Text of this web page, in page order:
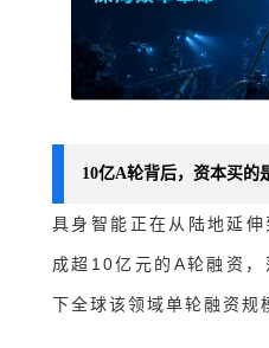
10亿A轮背后，资本买的
具身智能正在从陆地延伸
成超10亿元的A轮融资，
下全球该领域单轮融资规